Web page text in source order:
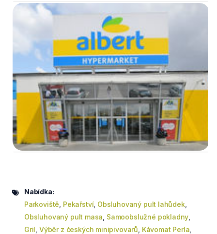
Nabídka:
Parkoviště Pekařství, Obsluhovaný pult lahůdek,
Obsluhovaný pult masa Samoobslužné pokladny
Gril Výběr z českých minipivovarů Kávomat Perla